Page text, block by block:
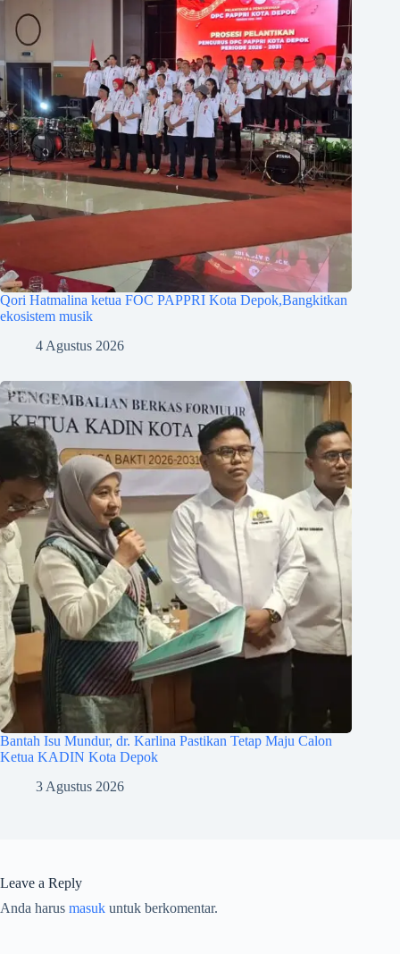
Qori Hatmalina ketua FOC PAPPRI Kota Depok,Bangkitkan
ekosistem musik
4 Agustus 2026
Bantah Isu Mundur, dr. Karlina Pastikan Tetap Maju Calon
Ketua KADIN Kota Depok
3 Agustus 2026
Leave a Reply
Anda harus masuk untuk berkomentar.